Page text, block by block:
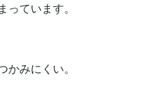
ています。
みにくい。